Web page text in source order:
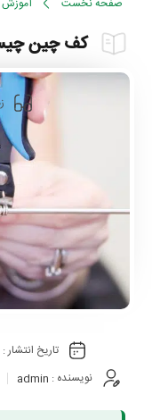
صفحه نخست آموزش
کف چین
تاریخ انتشار :
نویسنده : admin